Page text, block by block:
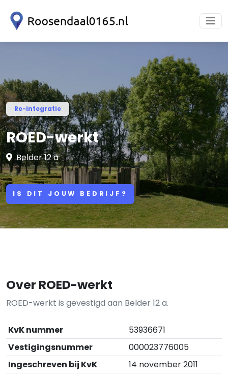
Re-integratie
ROED-werkt
Belder 12 a
IS DIT JOUW BEDRIJF?
Over ROED-werkt
ROED-werkt is gevestigd aan Belder 12 a.
KvK nummer
53936671
Vestigingsnummer
000023776005
Ingeschreven bij KvK
14 november 2011